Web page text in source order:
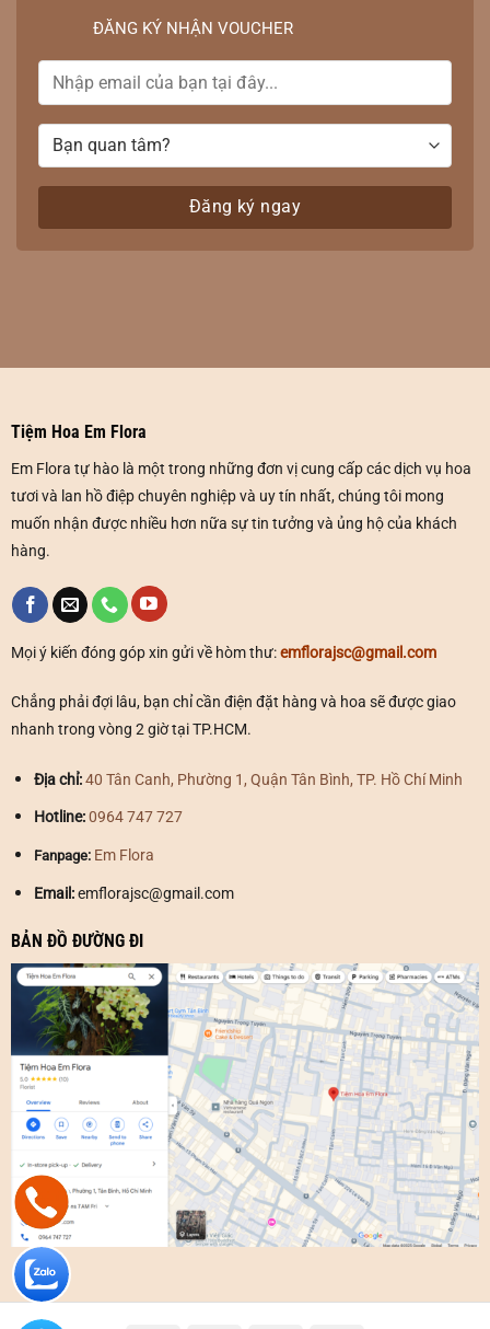
Ngoài ra, bạn có thể thêm vào bài viết của mình những yếu
Hình ảnh đẹp: Đăng những bức ảnh chất lượng cao về các
sản phẩm sen đá, giỏ hoa, tiểu cảnh.
Video: Tạo những video ngắn giới thiệu về cửa hàng, cách
chăm sóc sen đá.
Ưu đãi: Chạy các chương trình khuyến mãi, giảm giá để thu
hút khách hàng.
Đến Với Em Flora Chúng Tôi Cam Kết
Đa dạng chủng loại, màu sắc, đáp ứng mọi nhu cầu của
khách hàng.
Đội ngũ nhân viên tư vấn nhiệt tình, chuyên nghiệp, giúp
bạn lựa chọn được chậu lan ưng ý nhất.
Hãy liên hệ ngay với Em Flora để được tư vấn và đặt hàng!
Chúng tôi đặc biệt tập trung vào các hạng mục như:hoa
tươi
sen đá , hoa sự kiện, hoa khai trương ,lan hồ điệp
và
sản phẩm dẫn đầu là Lan Hồ Điệp Thiết Kế Tiểu Cảnh.
ĐỊA CHỈ TỚI TIỆM HOA EM FLORA
cận
✅ Cam kết: Tư vấn tận tình miễn phí, hoa không đẹp kém
chất lượng => hoàn tiền 100%.
✅ Thời gian làm việc từ: 8h – 18h (Cả T7 Và Chủ Nhật)
📌🌐 Địa Chỉ:
40 Tân Canh, Phường 1, Quận Tân Bình, TP. Hồ Chí
Minh
Liên hệ ngay nhận ưu đãi <<
♥️Chát messenger FB
♥️ChátZalo Em Flora
♥️
ĐĂNG KÝ NHẬN VOUCHER
Tiệm Hoa Em Flora
Em Flora tự hào là một trong những đơn vị cung cấp các dịch vụ hoa
tươi và lan hồ điệp chuyên nghiệp và uy tín nhất, chúng tôi mong
muốn nhận được nhiều hơn nữa sự tin tưởng và ủng hộ của khách
hàng.
Mọi ý kiến đóng góp xin gửi về hòm thư:emflorajsc@gmail.com
Chẳng phải đợi lâu, bạn chỉ cần điện đặt hàng và hoa sẽ được giao
nhanh trong vòng 2 giờ tại TP.HCM.
Địa chỉ: 40 Tân Canh, Phường 1, Quận Tân Bình, TP. Hồ Chí Minh
Hotline: 0964 747 727
Fanpage: Em Flora
Email:emflorajsc@gmail.com
BẢN ĐỒ ĐƯỜNG ĐI